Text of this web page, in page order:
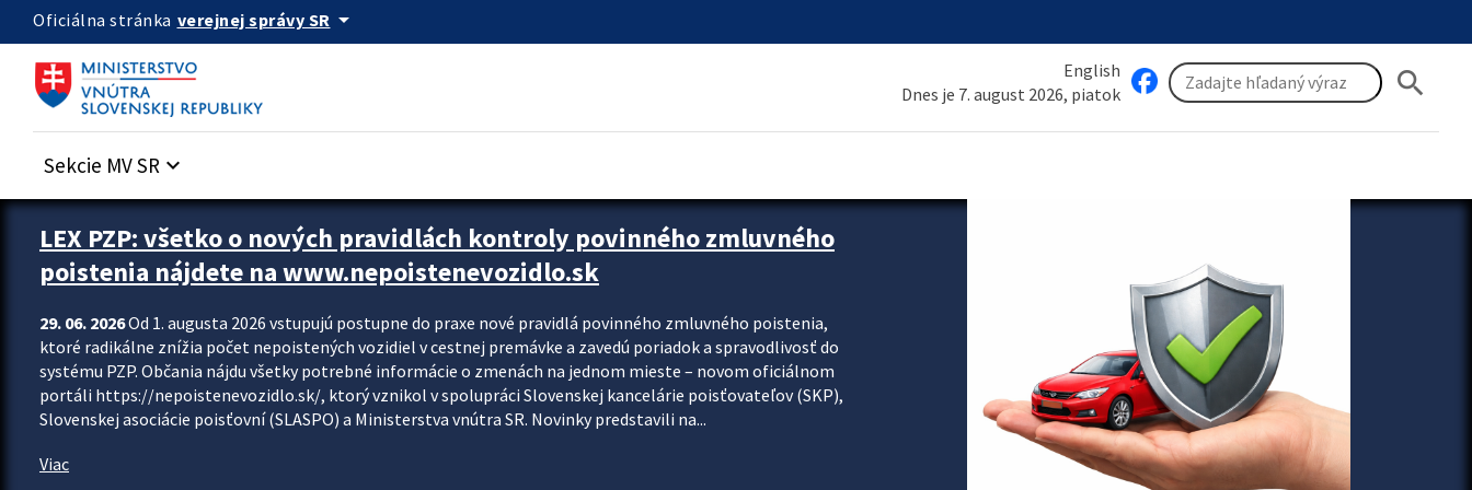
Preskocit na hlavný obsah
Oficiálna stránka verejnej správy SR arrow_drop_down
English
Dnes je 7. august 2026, piatok
search
Sekcie MV SR keyboard_arrow_down
Zastavit automatický posun upútavok
LEX PZP: všetko o nových pravidlách kontroly povinného zmluvného
poistenia nájdete na www.nepoistenevozidlo.sk
29. 06. 2026Od 1. augusta 2026 vstupujú postupne do praxe nové pravidlá povinného zmluvného poistenia,
ktoré radikálne znížia počet nepoistených vozidiel v cestnej premávke a zavedú poriadok a spravodlivosť do
systému PZP. Občania nájdu všetky potrebné informácie o zmenách na jednom mieste – novom oficiálnom
portáli https://nepoistenevozidlo.sk/, ktorý vznikol v spolupráci Slovenskej kancelárie poisťovateľov (SKP),
Slovenskej asociácie poisťovní (SLASPO) a Ministerstva vnútra SR. Novinky predstavili na...
Viac